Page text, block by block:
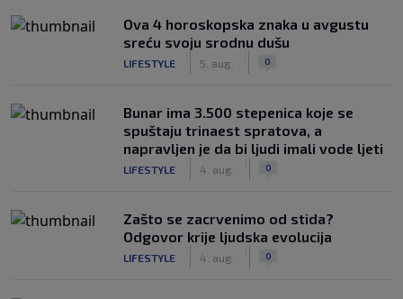
Ova 4 horoskopska znaka u avgustu
sreću svoju srodnu dušu
LIFESTYLE 5. aug. 0
Bunar imа 3.500 stepenica koje se
spuštaju trinaest spratova, a
napravljen je da bi ljudi imali vode ljeti
LIFESTYLE 4. aug. 0
Zašto se zacrvenimo od stida?
Odgovor krije ljudska evolucija
LIFESTYLE 4. aug. 0